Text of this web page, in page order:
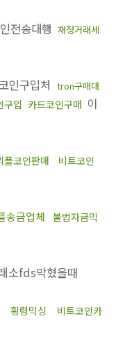
전송대행 재정거래세
인구입처 tron구매대
구입 카드코인구매 이
플코인판매
비트코인
송금업체
불법자금믹
소fds막혔을때
횡령믹싱
비트코인카